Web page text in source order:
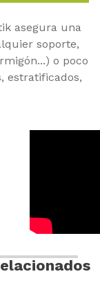
asegura una
soporte,
o poco
estratificados,